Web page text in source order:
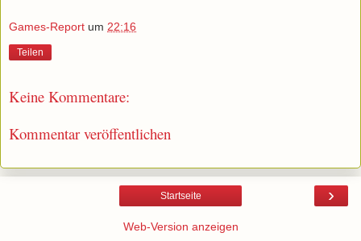
Games-Report um 22:16
Teilen
Keine Kommentare:
Kommentar veröffentlichen
›
Startseite
Web-Version anzeigen